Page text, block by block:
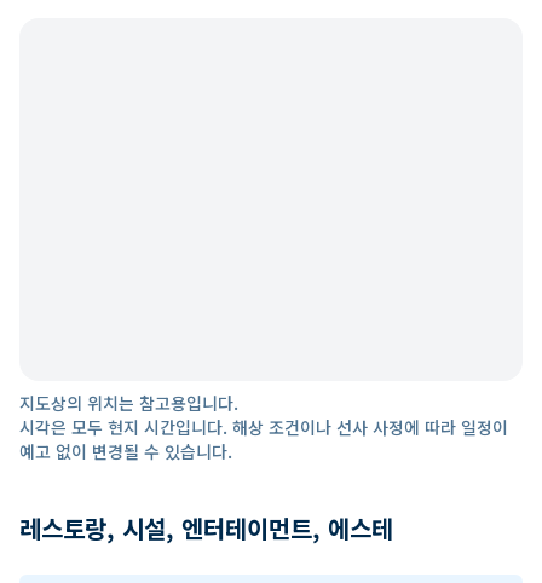
지도상의 위치는 참고용입니다.
시각은 모두 현지 시간입니다. 해상 조건이나 선사 사정에 따라 일정이
예고 없이 변경될 수 있습니다.
레스토랑, 시설, 엔터테이먼트, 에스테